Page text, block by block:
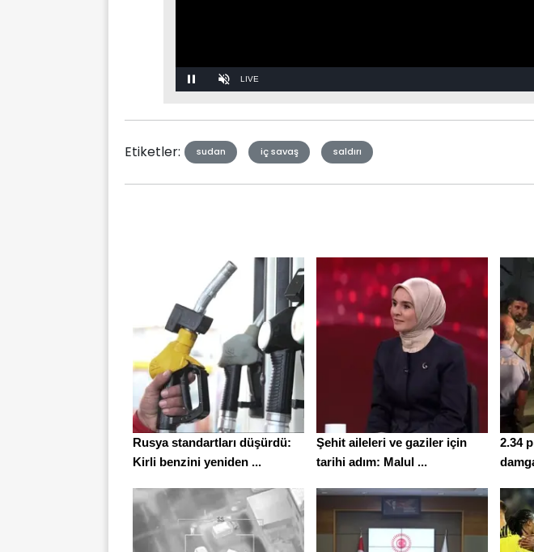
Unmute Stream
Etiketler: sudan iç savaş saldırı
Rusya standartları düşürdü:
Kirli benzini yeniden ...
Şehit aileleri ve gaziler için
tarihi adım: Malul ...
2.34